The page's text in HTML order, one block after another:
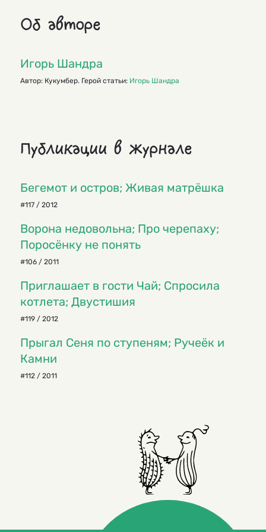
Об авторе
Игорь Шандра
Автор: Кукумбер. Герой статьи: Игорь Шандра
Публикации в журнале
Бегемот и остров; Живая матрёшка
#117 / 2012
Ворона недовольна; Про черепаху;
Поросёнку не понять
#106 / 2011
Приглашает в гости Чай; Спросила
котлета; Двустишия
#119 / 2012
Прыгал Сеня по ступеням; Ручеёк и
Камни
#112 / 2011